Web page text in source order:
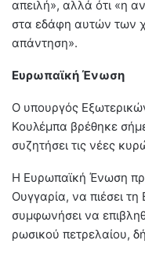
απειλή», αλλά ότι «η
στα εδάφη αυτών των
απάντηση».
Ευρωπαϊκή Ένωση
Ο υπουργός
Κουλέμπα βρέθηκε
συζητήσει τις νέες
Η Ευρωπαϊκή Ένωση
Ουγγαρία, να πιέσει
συμφωνήσει να
ρωσικού πετρελαίου,